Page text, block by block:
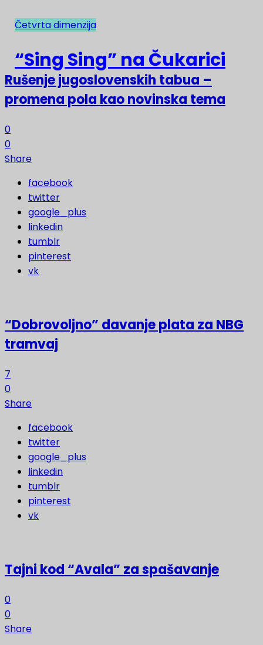
NAJNOVIJE
Rušenje jugoslovenskih tabua –
promena pola kao novinska tema
0
0
Share
facebook
twitter
google_plus
linkedin
tumblr
pinterest
vk
“Dobrovoljno” davanje plata za NBG
tramvaj
7
0
Share
facebook
twitter
google_plus
linkedin
tumblr
pinterest
vk
Tajni kod “Avala” za spašavanje
0
0
Share
Četvrta dimenzija
“Sing Sing” na Čukarici